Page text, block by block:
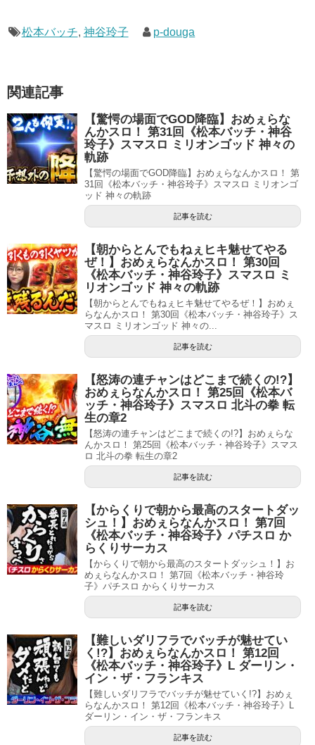
松本バッチ, 神谷玲子 p-douga
関連記事
【驚愕の場面でGOD降臨】おめぇらな
んかスロ！ 第31回《松本バッチ・神谷
玲子》スマスロ ミリオンゴッド 神々の
軌跡
【驚愕の場面でGOD降臨】おめぇらなんかスロ！ 第
31回《松本バッチ・神谷玲子》スマスロ ミリオンゴ
ッド 神々の軌跡
記事を読む
【朝からとんでもねぇヒキ魅せてやる
ぜ！】おめぇらなんかスロ！ 第30回
《松本バッチ・神谷玲子》スマスロ ミ
リオンゴッド 神々の軌跡
【朝からとんでもねぇヒキ魅せてやるぜ！】おめぇ
らなんかスロ！ 第30回《松本バッチ・神谷玲子》ス
マスロ ミリオンゴッド 神々の...
記事を読む
【怒涛の連チャンはどこまで続くの!?】
おめぇらなんかスロ！ 第25回《松本バ
ッチ・神谷玲子》スマスロ 北斗の拳 転
生の章2
【怒涛の連チャンはどこまで続くの!?】おめぇらな
んかスロ！ 第25回《松本バッチ・神谷玲子》スマス
ロ 北斗の拳 転生の章2
記事を読む
【からくりで朝から最高のスタートダッ
シュ！】おめぇらなんかスロ！ 第7回
《松本バッチ・神谷玲子》パチスロ か
らくりサーカス
【からくりで朝から最高のスタートダッシュ！】お
めぇらなんかスロ！ 第7回《松本バッチ・神谷玲
子》パチスロ からくりサーカス
記事を読む
【難しいダリフラでバッチが魅せてい
く!?】おめぇらなんかスロ！ 第12回
《松本バッチ・神谷玲子》L ダーリン・
イン・ザ・フランキス
【難しいダリフラでバッチが魅せていく!?】おめぇ
らなんかスロ！ 第12回《松本バッチ・神谷玲子》L
ダーリン・イン・ザ・フランキス
記事を読む